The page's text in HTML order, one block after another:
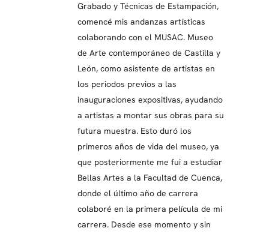
Grabado y Técnicas de Estampación,
comencé mis andanzas artísticas
colaborando con el MUSAC. Museo
de Arte contemporáneo de Castilla y
León, como asistente de artistas en
los periodos previos a las
inauguraciones expositivas, ayudando
a artistas a montar sus obras para su
futura muestra. Esto duró los
primeros años de vida del museo, ya
que posteriormente me fui a estudiar
Bellas Artes a la Facultad de Cuenca,
donde el último año de carrera
colaboré en la primera película de mi
carrera. Desde ese momento y sin